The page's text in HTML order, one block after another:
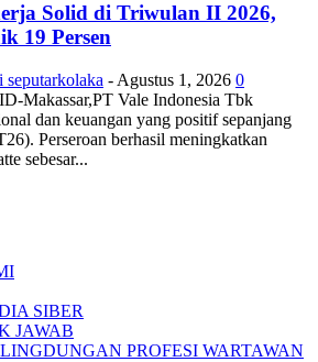
Solid di Triwulan II 2026,
19 Persen
seputarkolaka - Agustus 1, 2026 0
Makassar,PT Vale Indonesia Tbk
dan keuangan yang positif sepanjang
Perseroan berhasil meningkatkan
sebesar...
SIBER
JAWAB
PROFESI WARTAWAN